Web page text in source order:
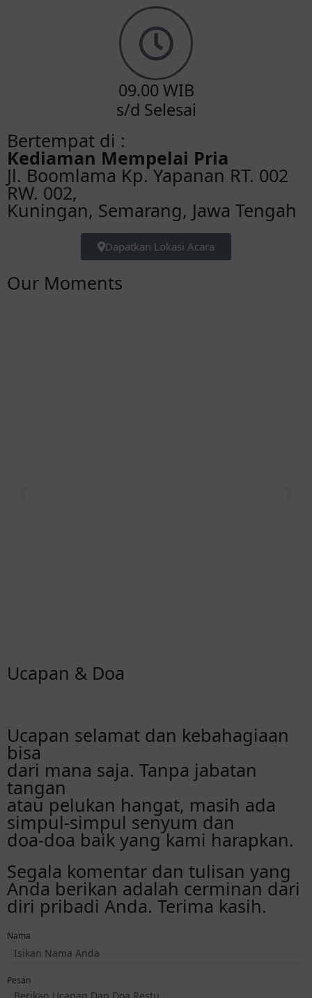
09.00 WIB
s/d Selesai
Bertempat di :
Kediaman Mempelai Pria
Jl. Boomlama Kp. Yapanan RT. 002
RW. 002,
Kuningan, Semarang, Jawa Tengah
Dapatkan Lokasi Acara
Our Moments
Ucapan & Doa
Ucapan selamat dan kebahagiaan
bisa
dari mana saja. Tanpa jabatan
tangan
atau pelukan hangat, masih ada
simpul-simpul senyum dan
doa-doa baik yang kami harapkan.
Segala komentar dan tulisan yang
Anda berikan adalah cerminan dari
diri pribadi Anda. Terima kasih.
Nama
Pesan